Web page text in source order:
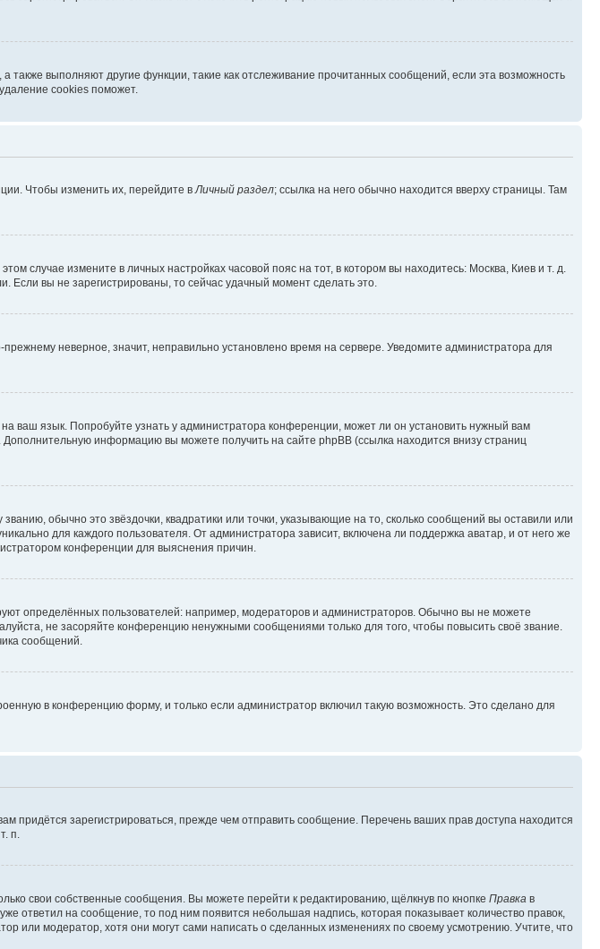
выполняют другие функции, такие как отслеживание прочитанных сообщений, если эта возможность
cookies поможет.
Чтобы изменить их, перейдите вЛичный раздел; ссылка на него обычно находится вверху страницы. Там
случае измените в личных настройках часовой пояс на тот, в котором вы находитесь: Москва, Киев и т. д.
Если вы не зарегистрированы, то сейчас удачный момент сделать это.
неверное, значит, неправильно установлено время на сервере. Уведомите администратора для
ваш язык. Попробуйте узнать у администратора конференции, может ли он установить нужный вам
информацию вы можете получить на сайте phpBB (ссылка находится внизу страниц
обычно это звёздочки, квадратики или точки, указывающие на то, сколько сообщений вы оставили или
для каждого пользователя. От администратора зависит, включена ли поддержка аватар, и от него же
конференции для выяснения причин.
определённых пользователей: например, модераторов и администраторов. Обычно вы не можете
не засоряйте конференцию ненужными сообщениями только для того, чтобы повысить своё звание.
сообщений.
в конференцию форму, и только если администратор включил такую возможность. Это сделано для
зарегистрироваться, прежде чем отправить сообщение. Перечень ваших прав доступа находится
п.
свои собственные сообщения. Вы можете перейти к редактированию, щёлкнув по кнопке Правка в
ответил на сообщение, то под ним появится небольшая надпись, которая показывает количество правок,
или модератор, хотя они могут сами написать о сделанных изменениях по своему усмотрению. Учтите, что